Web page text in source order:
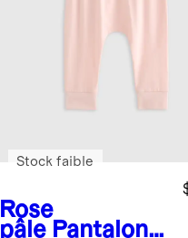
Rose
pâle Pantalon
Stock faible